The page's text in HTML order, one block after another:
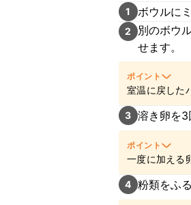
1 ボウルに
2
別のボウ
せます。
ポイント
室温に戻した
上がります。
3 溶き卵を3
ポイント
一度に加える
た、卵とバタ
4 粉類をふ